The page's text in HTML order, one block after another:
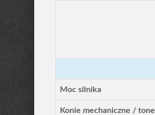
Moc silnika
Konie mechaniczne / tone